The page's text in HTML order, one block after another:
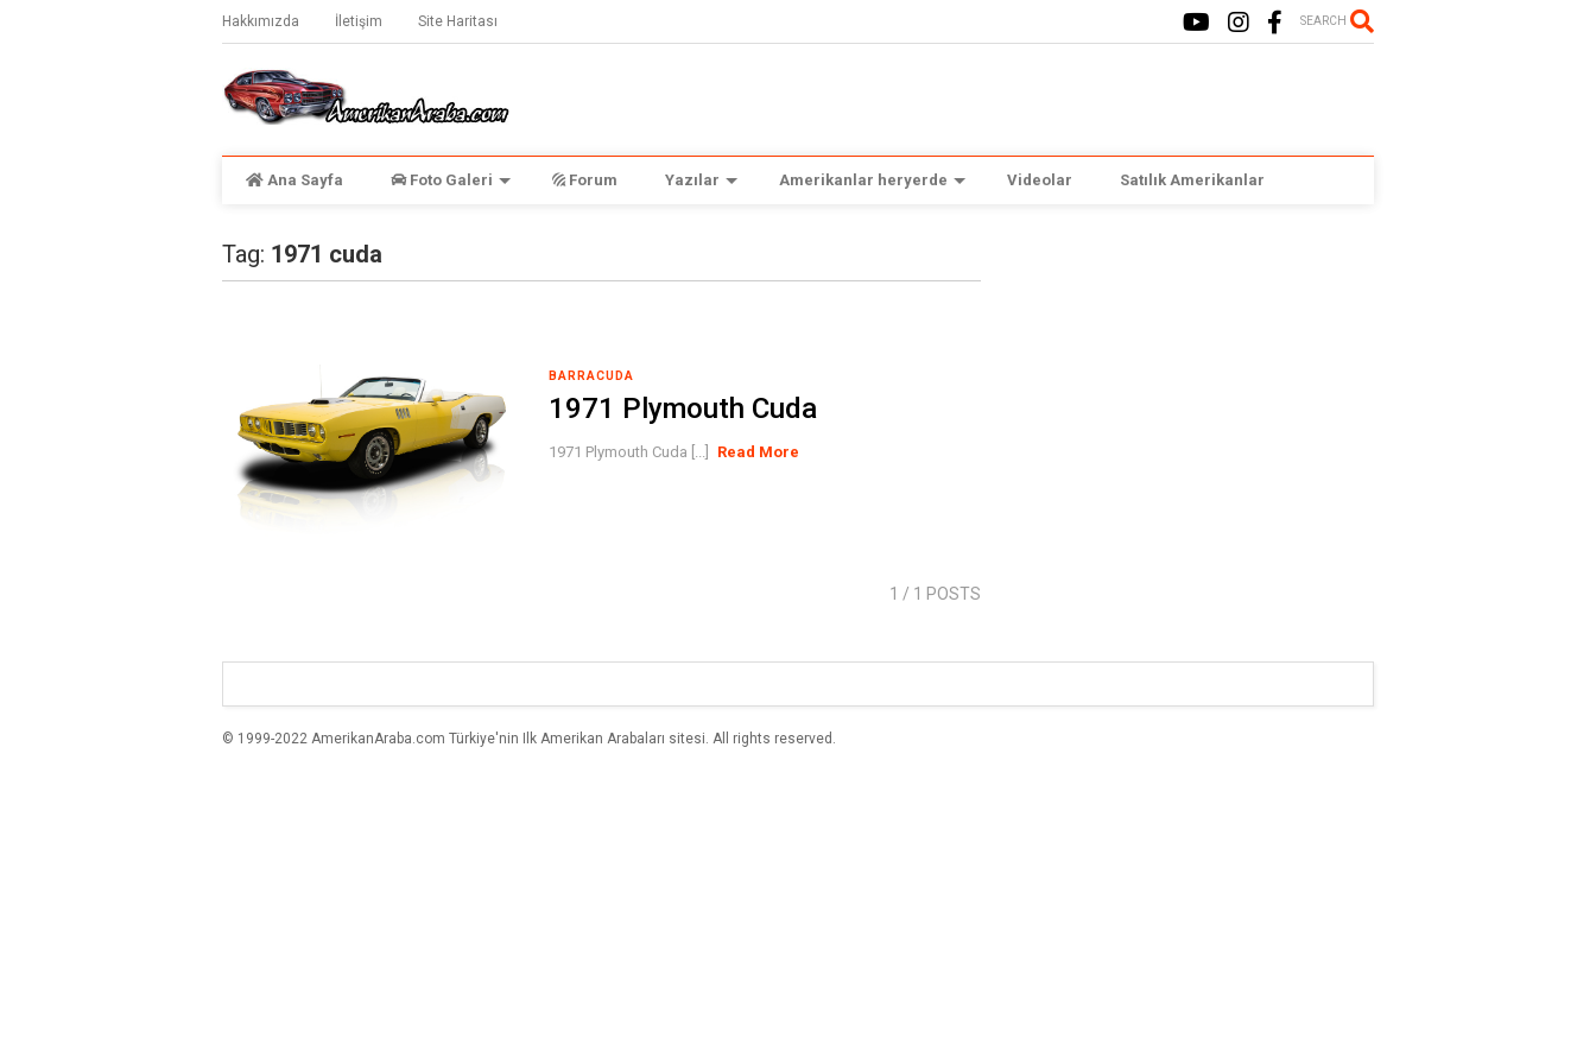
Hakkımızda İletişim Site Haritası SEARCH
Ana Sayfa Foto Galeri Forum Yazılar Amerikanlar heryerde Videolar Satılık Amerikanlar
Tag: 1971 cuda
BARRACUDA
1971 Plymouth Cuda
1971 Plymouth Cuda [...] Read More
1 / 1 POSTS
© 1999-2022 AmerikanAraba.com Türkiye'nin Ilk Amerikan Arabaları sitesi. All rights reserved.